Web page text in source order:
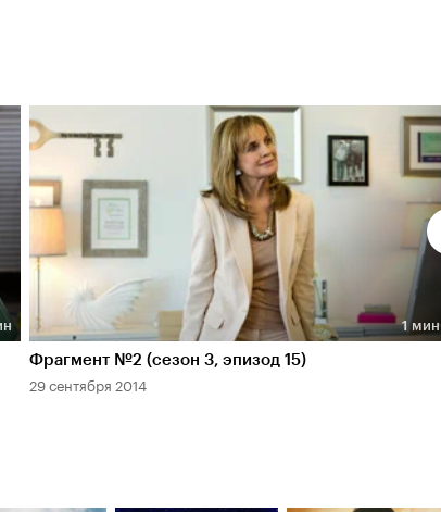
Длительность 1 мин
1 мин
Фрагмент №2 (сезон 3, эпизод 15)
29 сентября 2014